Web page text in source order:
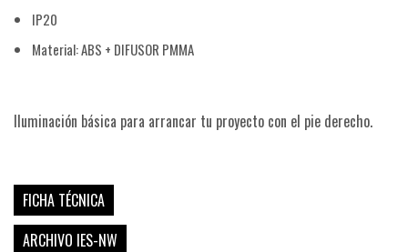
IP20
Material: ABS + DIFUSOR PMMA
Iluminación básica para arrancar tu proyecto con el pie derecho.
FICHA TÉCNICA
ARCHIVO IES-NW